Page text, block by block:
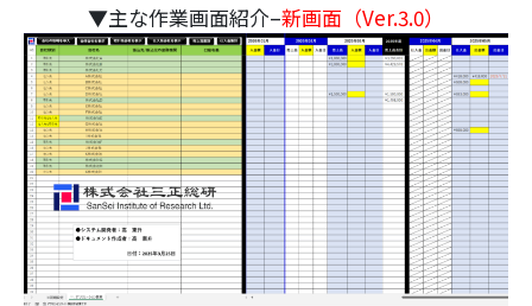
▼主な作業画面紹介–新画面（Ver.3.0）